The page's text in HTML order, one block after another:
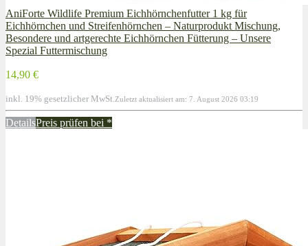
AniForte Wildlife Premium Eichhörnchenfutter 1 kg für
Eichhörnchen und Streifenhörnchen – Naturprodukt Mischung,
Besondere und artgerechte Eichhörnchen Fütterung – Unsere
Spezial Futtermischung
14,90 €
inkl. 19% gesetzlicher MwSt. Zuletzt aktualisiert am: 7. August 2026 03:19
DetailsPreis prüfen bei *